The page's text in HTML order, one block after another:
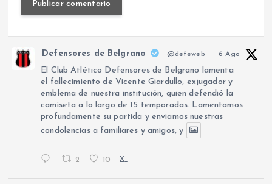
Defensores de Belgrano @defeweb · 6 Ago
El Club Atlético Defensores de Belgrano lamenta
el fallecimiento de Vicente Giardullo, exjugador y
emblema de nuestra institución, quien defendió la
camiseta a lo largo de 15 temporadas. Lamentamos
profundamente su partida y enviamos nuestras
condolencias a familiares y amigos, y
2 10 X